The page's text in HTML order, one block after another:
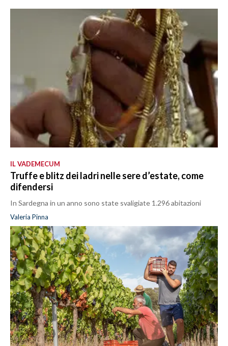
IL VADEMECUM
Truffe e blitz dei ladri nelle sere d’estate, come
difendersi
In Sardegna in un anno sono state svaligiate 1.296 abitazioni
Valeria Pinna